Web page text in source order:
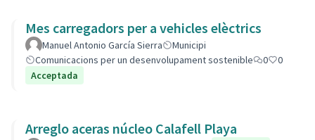
Mes carregadors per a vehicles elèctrics
Manuel Antonio García Sierra
Municipi
Comunicacions per un desenvolupament sostenible
0
0
Acceptada
Arreglo aceras núcleo Calafell Playa